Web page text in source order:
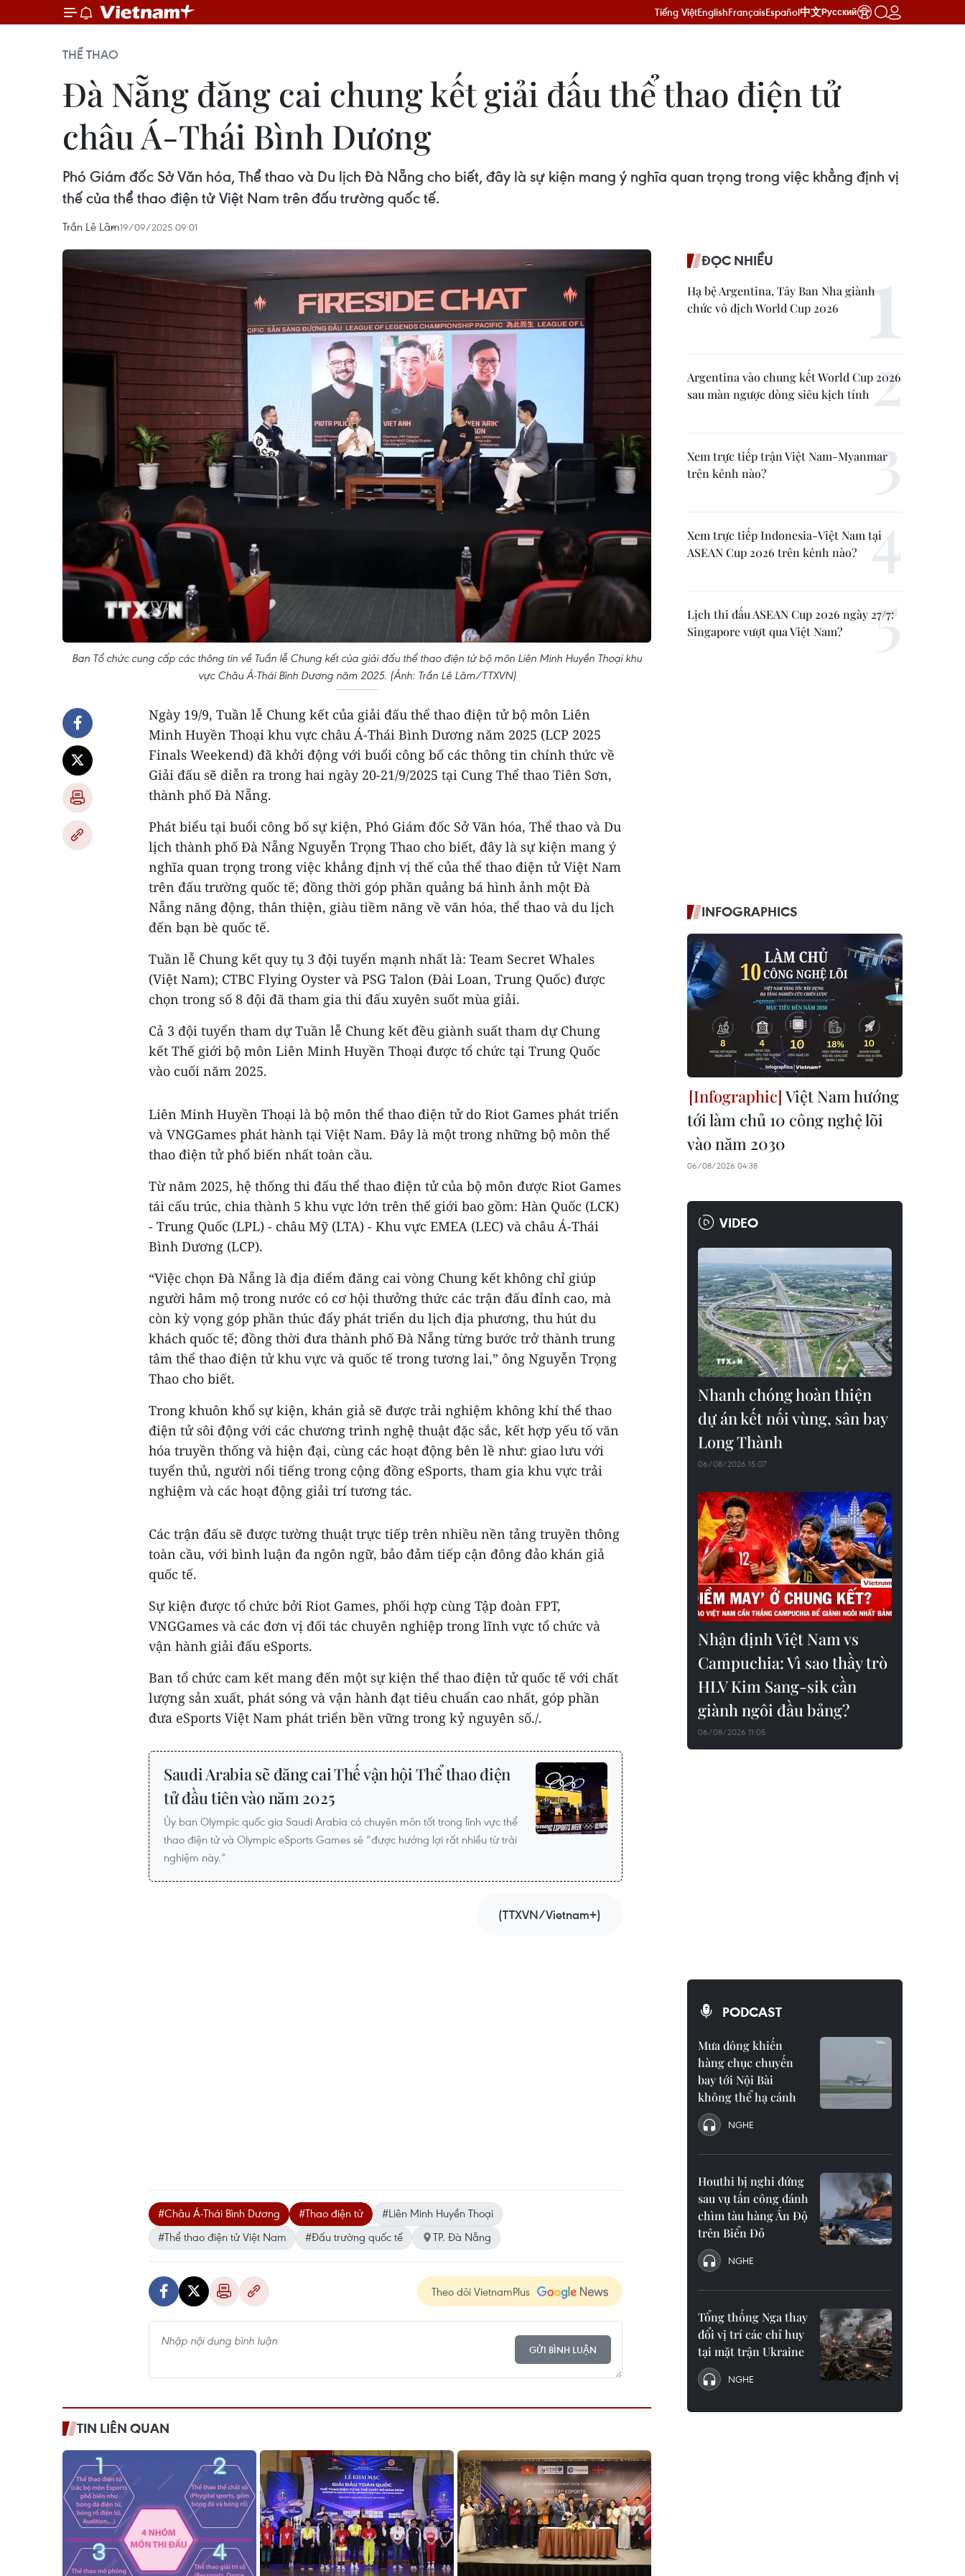
Tiếng ViệtEnglishFrançaisEspañol中文Русский
THỂ THAO
Đà Nẵng đăng cai chung kết giải đấu thể thao điện tử
châu Á-Thái Bình Dương
Phó Giám đốc Sở Văn hóa, Thể thao và Du lịch Đà Nẵng cho biết, đây là sự kiện mang ý nghĩa quan trọng trong việc khẳng định vị
thế của thể thao điện tử Việt Nam trên đấu trường quốc tế.
Trần Lê Lâm19/09/2025 09:01
Ban Tổ chức cung cấp các thông tin về Tuần lễ Chung kết của giải đấu thể thao điện tử bộ môn Liên Minh Huyền Thoại khu
vực Châu Á-Thái Bình Dương năm 2025. (Ảnh: Trần Lê Lâm/TTXVN)
Ngày 19/9, Tuần lễ Chung kết của giải đấu thể thao điện tử bộ môn Liên
Minh Huyền Thoại khu vực châu Á-Thái Bình Dương năm 2025 (LCP 2025
Finals Weekend) đã khởi động với buổi công bố các thông tin chính thức về
Giải đấu sẽ diễn ra trong hai ngày 20-21/9/2025 tại Cung Thể thao Tiên Sơn,
thành phố Đà Nẵng.
Phát biểu tại buổi công bố sự kiện, Phó Giám đốc Sở Văn hóa, Thể thao và Du
lịch thành phố Đà Nẵng Nguyễn Trọng Thao cho biết, đây là sự kiện mang ý
nghĩa quan trọng trong việc khẳng định vị thế của thể thao điện tử Việt Nam
trên đấu trường quốc tế; đồng thời góp phần quảng bá hình ảnh một Đà
Nẵng năng động, thân thiện, giàu tiềm năng về văn hóa, thể thao và du lịch
đến bạn bè quốc tế.
Tuần lễ Chung kết quy tụ 3 đội tuyển mạnh nhất là: Team Secret Whales
(Việt Nam); CTBC Flying Oyster và PSG Talon (Đài Loan, Trung Quốc) được
chọn trong số 8 đội đã tham gia thi đấu xuyên suốt mùa giải.
Cả 3 đội tuyển tham dự Tuần lễ Chung kết đều giành suất tham dự Chung
kết Thế giới bộ môn Liên Minh Huyền Thoại được tổ chức tại Trung Quốc
vào cuối năm 2025.
Liên Minh Huyền Thoại là bộ môn thể thao điện tử do Riot Games phát triển
và VNGGames phát hành tại Việt Nam. Đây là một trong những bộ môn thể
thao điện tử phổ biến nhất toàn cầu.
Từ năm 2025, hệ thống thi đấu thể thao điện tử của bộ môn được Riot Games
tái cấu trúc, chia thành 5 khu vực lớn trên thế giới bao gồm: Hàn Quốc (LCK)
- Trung Quốc (LPL) - châu Mỹ (LTA) - Khu vực EMEA (LEC) và châu Á-Thái
Bình Dương (LCP).
“Việc chọn Đà Nẵng là địa điểm đăng cai vòng Chung kết không chỉ giúp
người hâm mộ trong nước có cơ hội thưởng thức các trận đấu đỉnh cao, mà
còn kỳ vọng góp phần thúc đẩy phát triển du lịch địa phương, thu hút du
khách quốc tế; đồng thời đưa thành phố Đà Nẵng từng bước trở thành trung
tâm thể thao điện tử khu vực và quốc tế trong tương lai,” ông Nguyễn Trọng
Thao cho biết.
Trong khuôn khổ sự kiện, khán giả sẽ được trải nghiệm không khí thể thao
điện tử sôi động với các chương trình nghệ thuật đặc sắc, kết hợp yếu tố văn
hóa truyền thống và hiện đại, cùng các hoạt động bên lề như: giao lưu với
tuyển thủ, người nổi tiếng trong cộng đồng eSports, tham gia khu vực trải
nghiệm và các hoạt động giải trí tương tác.
Các trận đấu sẽ được tường thuật trực tiếp trên nhiều nền tảng truyền thông
toàn cầu, với bình luận đa ngôn ngữ, bảo đảm tiếp cận đông đảo khán giả
quốc tế.
Sự kiện được tổ chức bởi Riot Games, phối hợp cùng Tập đoàn FPT,
VNGGames và các đơn vị đối tác chuyên nghiệp trong lĩnh vực tổ chức và
vận hành giải đấu eSports.
Ban tổ chức cam kết mang đến một sự kiện thể thao điện tử quốc tế với chất
lượng sản xuất, phát sóng và vận hành đạt tiêu chuẩn cao nhất, góp phần
đưa eSports Việt Nam phát triển bền vững trong kỷ nguyên số./.
Saudi Arabia sẽ đăng cai Thế vận hội Thể thao điện
tử đầu tiên vào năm 2025
Ủy ban Olympic quốc gia Saudi Arabia có chuyên môn tốt trong lĩnh vực thể
thao điện tử và Olympic eSports Games sẽ “được hưởng lợi rất nhiều từ trải
nghiệm này.”
(TTXVN/Vietnam+)
#Châu Á-Thái Bình Dương #Thao điện tử
#Liên Minh Huyền Thoại
#Thể thao điện tử Việt Nam
#Đấu trường quốc tế TP. Đà Nẵng
Theo dõi VietnamPlus
GỬI BÌNH LUẬN
TIN LIÊN QUAN
ĐỌC NHIỀU
Hạ bệ Argentina, Tây Ban Nha giành
chức vô địch World Cup 2026
Argentina vào chung kết World Cup 2026
sau màn ngược dòng siêu kịch tính
Xem trực tiếp trận Việt Nam-Myanmar
trên kênh nào?
Xem trực tiếp Indonesia-Việt Nam tại
ASEAN Cup 2026 trên kênh nào?
Lịch thi đấu ASEAN Cup 2026 ngày 27/7:
Singapore vượt qua Việt Nam?
INFOGRAPHICS
Việt Nam hướng
tới làm chủ 10 công nghệ lõi
vào năm 2030
06/08/2026 04:38
VIDEO
Nhanh chóng hoàn thiện
dự án kết nối vùng, sân bay
Long Thành
06/08/2026 15:07
Nhận định Việt Nam vs
Campuchia: Vì sao thầy trò
HLV Kim Sang-sik cần
giành ngôi đầu bảng?
06/08/2026 11:05
PODCAST
Mưa dông khiến
hàng chục chuyến
bay tới Nội Bài
không thể hạ cánh
NGHE
Houthi bị nghi đứng
sau vụ tấn công đánh
chìm tàu hàng Ấn Độ
trên Biển Đỏ
NGHE
Tổng thống Nga thay
đổi vị trí các chỉ huy
tại mặt trận Ukraine
NGHE